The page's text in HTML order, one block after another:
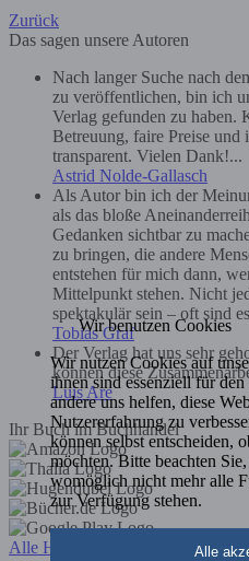
Zurück
Das sagen unsere Autoren
Nach langer Suche nach
zu veröffentlichen, bin ich
Verlag gefunden zu haben.
Betreuung, faire Preise und
transparent. Vielen Dank!...
Astrid Nolde-Gallasch
Als Autor bin ich der
als das bloße
Gedanken sichtbar zu
zu bringen, die andere
entstehen für mich dann,
Mittelpunkt stehen. Nicht
spektakulär sein – oft sind
Tobias Graf
Der Verlag hat uns sehr
können diese
Luis Are
Ihr Buch im Buchhandel
Alle Händler
Wir benutzen Cookies
Wir nutzen Cookies auf
ihnen sind essenziell für
andere uns helfen, diese
Nutzererfahrung zu
können selbst entscheiden,
möchten. Bitte beachten
womöglich nicht mehr alle
zur Verfügung stehen.
Alle